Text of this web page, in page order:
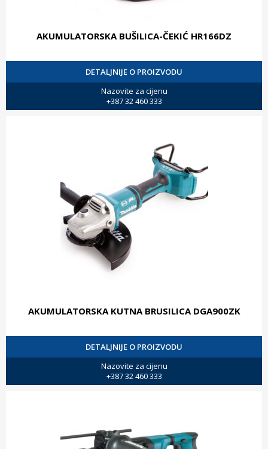
AKUMULATORSKA BUŠILICA-ČEKIĆ HR166DZ
DETALJNIJE O PROIZVODU
Nazovite za cijenu
+387 32 460 333
AKUMULATORSKA KUTNA BRUSILICA DGA900ZK
DETALJNIJE O PROIZVODU
Nazovite za cijenu
+387 32 460 333